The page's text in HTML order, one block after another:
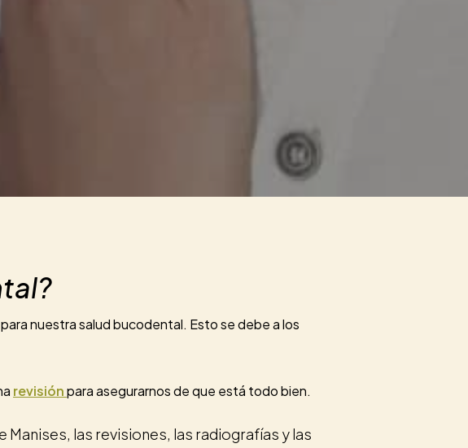
nuestra salud bucodental. Esto se debe a los
revisiónpara asegurarnos de que está todo bien.
Manises, las revisiones, las radiografías y las